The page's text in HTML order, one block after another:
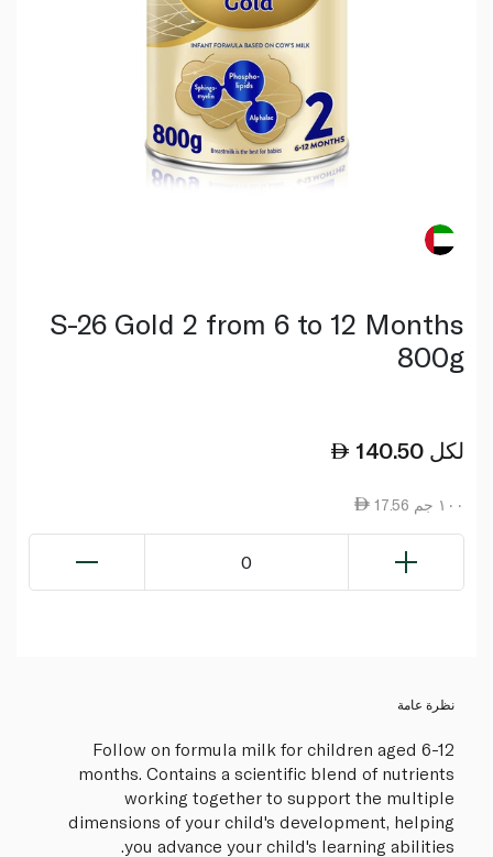
S-26 Gold 2 from 6 to 12 Months
800g
140.50 لكل
17.56 ١٠٠ جم
0
نظرة عامة
Follow on formula milk for children aged 6-12
months. Contains a scientific blend of nutrients
working together to support the multiple
dimensions of your child's development, helping
you advance your child's learning abilities.